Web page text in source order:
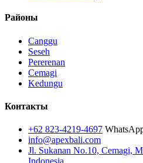
Районы
Canggu
Seseh
Pererenan
Cemagi
Kedungu
Контакты
+62 823-4219-4697
info@apexbali.com
Jl. Sukanan No.10, Cemagi,
Indonesia